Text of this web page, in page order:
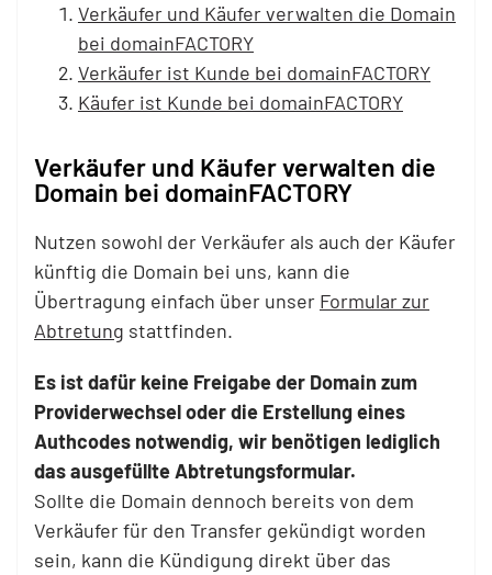
Verkäufer und Käufer verwalten die Domain
bei domainFACTORY
Verkäufer ist Kunde bei domainFACTORY
Käufer ist Kunde bei domainFACTORY
Verkäufer und Käufer verwalten die
Domain bei domainFACTORY
Nutzen sowohl der Verkäufer als auch der Käufer
künftig die Domain bei uns, kann die
Übertragung einfach über unser Formular zur
Abtretung stattfinden.
Es ist dafür keine Freigabe der Domain zum
Providerwechsel oder die Erstellung eines
Authcodes notwendig, wir benötigen lediglich
das ausgefüllte Abtretungsformular.
Sollte die Domain dennoch bereits von dem
Verkäufer für den Transfer gekündigt worden
sein, kann die Kündigung direkt über das